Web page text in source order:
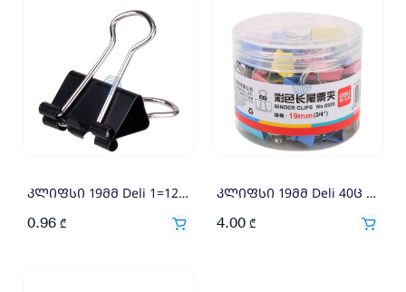
კლიფსი 19მმ Deli 1=12×0.08
0.96 ₾
კლიფსი 19მმ Deli 40ც 8555
4.00 ₾